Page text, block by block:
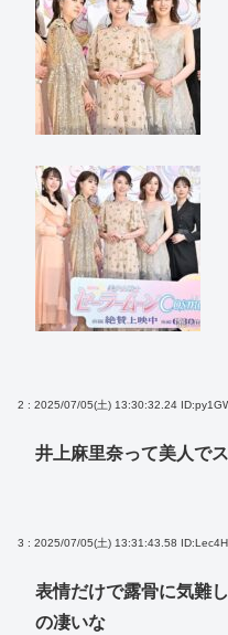
2 : 2025/07/05(土) 13:30:32.24
井上麻里奈って美人で
3 : 2025/07/05(土) 13:31:43.58
表情だけで露骨に気難
の凄いな